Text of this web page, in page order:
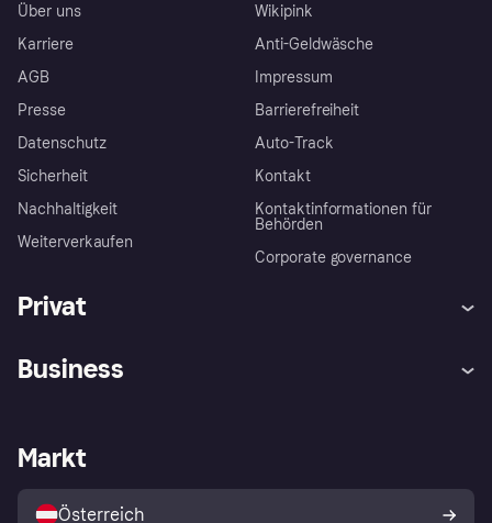
Über uns
Karriere
AGB
Presse
Datenschutz
Sicherheit
Nachhaltigkeit
Weiterverkaufen
Wikipink
Anti-Geldwäsche
Impressum
Barrierefreiheit
Auto-Track
Kontakt
Kontaktinformationen für
Behörden
Corporate governance
Privat
Shops entdecken
Business
Händlerportal
Markt
Österreich